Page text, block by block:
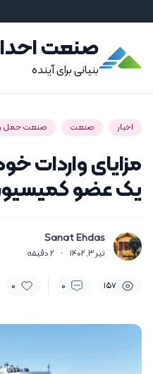
صنعت
بنیانی برای آینده
اخبار صنعت صنعت حمل
مزایای واردات
یک عضو
Sanat Ehdas
تیر 3, 1402 ·
2دقیقه
157
0
0